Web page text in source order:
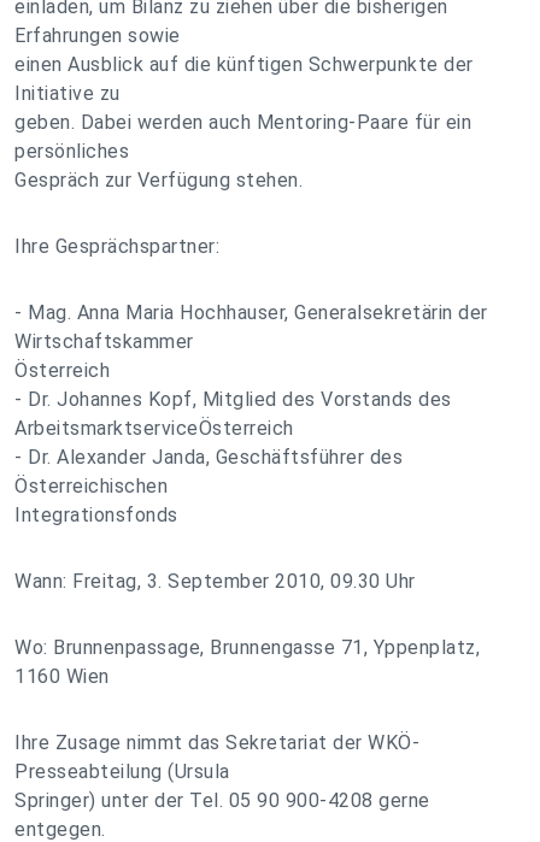
einladen, um Bilanz zu ziehen über die bisherigen
Erfahrungen sowie
einen Ausblick auf die künftigen Schwerpunkte der
Initiative zu
geben. Dabei werden auch Mentoring-Paare für ein
persönliches
Gespräch zur Verfügung stehen.
Ihre Gesprächspartner:
- Mag. Anna Maria Hochhauser, Generalsekretärin der
Wirtschaftskammer
Österreich
- Dr. Johannes Kopf, Mitglied des Vorstands des
ArbeitsmarktserviceÖsterreich
- Dr. Alexander Janda, Geschäftsführer des
Österreichischen
Integrationsfonds
Wann: Freitag, 3. September 2010, 09.30 Uhr
Wo: Brunnenpassage, Brunnengasse 71, Yppenplatz,
1160 Wien
Ihre Zusage nimmt das Sekretariat der WKÖ-
Presseabteilung (Ursula
Springer) unter der Tel. 05 90 900-4208 gerne
entgegen.